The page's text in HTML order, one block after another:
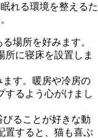
れる環境を整えるた
場所を好みます。
所に寝床を設置しま
す。暖房や冷房の
するよう心がけまし
ることが好きな動
置すると、猫も喜ぶ